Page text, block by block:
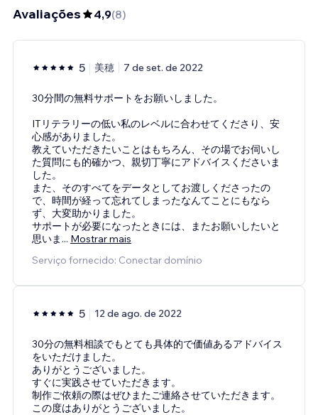
Avaliações 4,9(8)
5 美穂 7 de set. de 2022
30分間の無料サポートをお願いしました。
ITリテラリーの低い私のレベルに合わせてくださり、安
心感がありました。
教えていただきたいことはもちろん、その場でお伺いし
た質問にも的確かつ、親切丁寧にアドバイスくださいま
した。
また、そのすべてをデータとしてお渡しくださったの
で、時間が経って忘れてしまったなんてことにもなら
ず、大変助かりました。
サポートが必要になったときには、またお願いしたいと
思いま ... Mostrar mais
Serviço fornecido: Conectar domínio
5 12 de ago. de 2022
30分の無料相談でもとても具体的で価値あるアドバイス
をいただけました。
ありがとうございました。
すぐに実践させていただきます。
制作ご依頼の際はぜひまたご連絡させていただきます。
この度はありがとうございました。